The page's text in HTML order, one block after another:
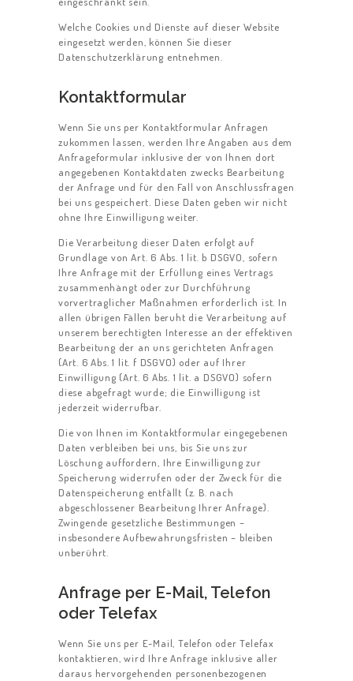
Welche Cookies und Dienste auf dieser Website
eingesetzt werden, können Sie dieser
Datenschutzerklärung entnehmen.
Kontaktformular
Wenn Sie uns per Kontaktformular Anfragen
zukommen lassen, werden Ihre Angaben aus dem
Anfrageformular inklusive der von Ihnen dort
angegebenen Kontaktdaten zwecks Bearbeitung
der Anfrage und für den Fall von Anschlussfragen
bei uns gespeichert. Diese Daten geben wir nicht
ohne Ihre Einwilligung weiter.
Die Verarbeitung dieser Daten erfolgt auf
Grundlage von Art. 6 Abs. 1 lit. b DSGVO, sofern
Ihre Anfrage mit der Erfüllung eines Vertrags
zusammenhängt oder zur Durchführung
vorvertraglicher Maßnahmen erforderlich ist. In
allen übrigen Fällen beruht die Verarbeitung auf
unserem berechtigten Interesse an der effektiven
Bearbeitung der an uns gerichteten Anfragen
(Art. 6 Abs. 1 lit. f DSGVO) oder auf Ihrer
Einwilligung (Art. 6 Abs. 1 lit. a DSGVO) sofern
diese abgefragt wurde; die Einwilligung ist
jederzeit widerrufbar.
Die von Ihnen im Kontaktformular eingegebenen
Daten verbleiben bei uns, bis Sie uns zur
Löschung auffordern, Ihre Einwilligung zur
Speicherung widerrufen oder der Zweck für die
Datenspeicherung entfällt (z. B. nach
abgeschlossener Bearbeitung Ihrer Anfrage).
Zwingende gesetzliche Bestimmungen –
insbesondere Aufbewahrungsfristen – bleiben
unberührt.
Anfrage per E-Mail, Telefon
oder Telefax
Wenn Sie uns per E-Mail, Telefon oder Telefax
kontaktieren, wird Ihre Anfrage inklusive aller
daraus hervorgehenden personenbezogenen